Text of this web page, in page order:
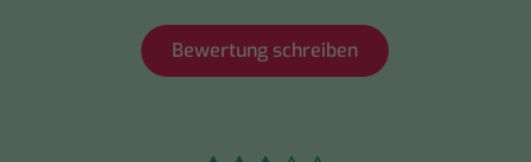
Bewertung schreiben